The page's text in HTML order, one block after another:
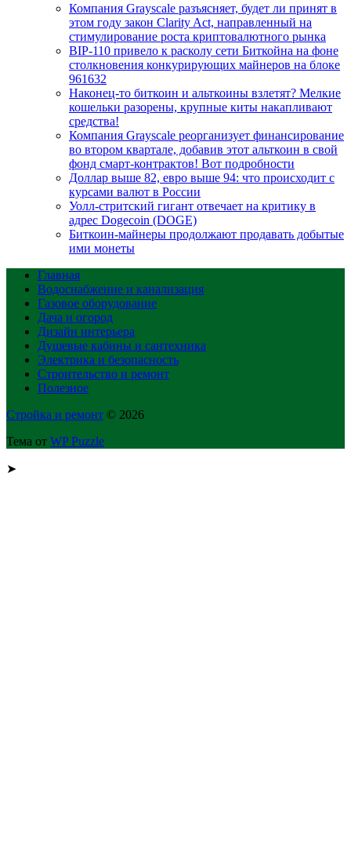
Компания Grayscale разъясняет, будет ли принят в
этом году закон Clarity Act, направленный на
стимулирование роста криптовалютного рынка
BIP-110 привело к расколу сети Биткойна на фоне
столкновения конкурирующих майнеров на блоке
961632
Наконец-то биткоин и альткоины взлетят? Мелкие
кошельки разорены, крупные киты накапливают
средства!
Компания Grayscale реорганизует финансирование
во втором квартале, добавив этот альткоин в свой
фонд смарт-контрактов! Вот подробности
Доллар выше 82, евро выше 94: что происходит с
курсами валют в России
Уолл-стритский гигант отвечает на критику в
адрес Dogecoin (DOGE)
Биткоин-майнеры продолжают продавать добытые
ими монеты
Главная
Водоснабжение и канализация
Газовое оборудование
Дача и огород
Дизайн интерьера
Душевые кабины и сантехника
Электрика и безопасность
Строительство и ремонт
Полезное
Стройка и ремонт © 2026
Тема от WP Puzzle
➤